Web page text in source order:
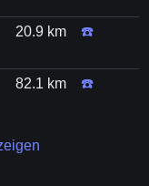
20.9 km ☎️
82.1 km ☎️